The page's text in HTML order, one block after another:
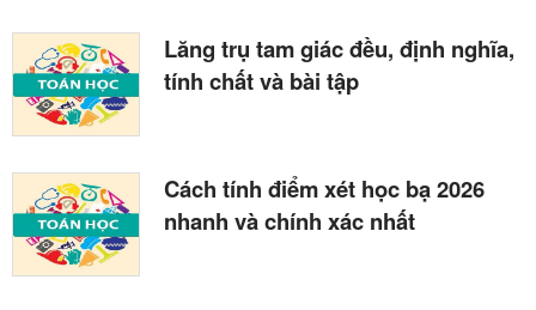
Lăng trụ tam giác đều, định nghĩa,
tính chất và bài tập
Cách tính điểm xét học bạ 2026
nhanh và chính xác nhất